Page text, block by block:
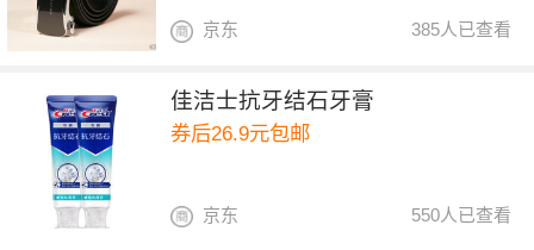
385人已查看
京东
佳洁士抗牙结石牙膏
券后26.9元包邮
550人已查看
京东